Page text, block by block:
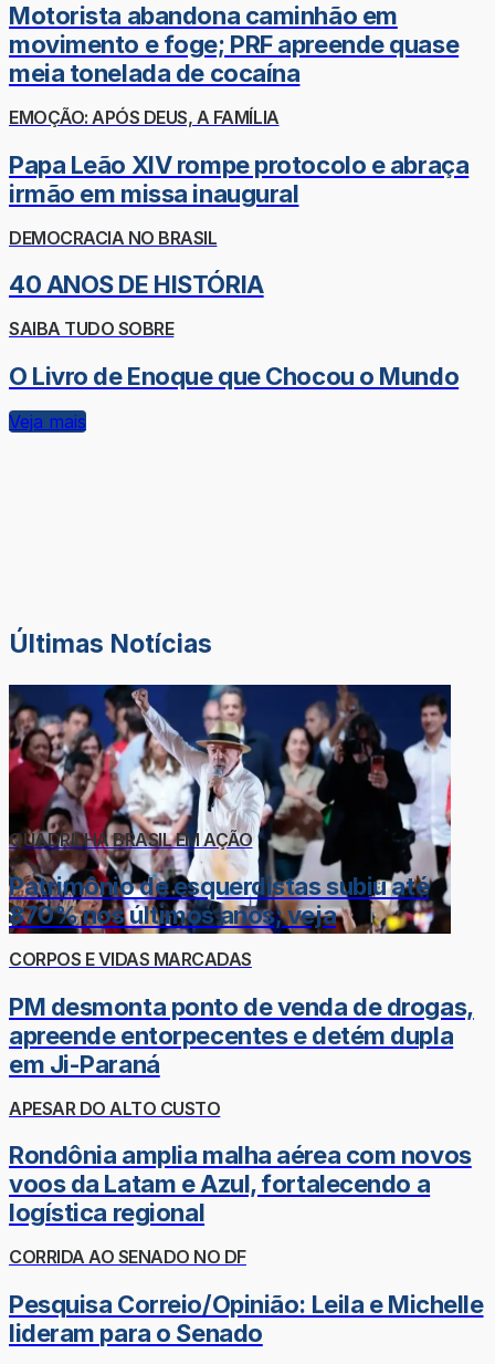
Motorista abandona caminhão em
movimento e foge; PRF apreende quase
meia tonelada de cocaína
EMOÇÃO: APÓS DEUS, A FAMÍLIA
Papa Leão XIV rompe protocolo e abraça
irmão em missa inaugural
DEMOCRACIA NO BRASIL
40 ANOS DE HISTÓRIA
SAIBA TUDO SOBRE
O Livro de Enoque que Chocou o Mundo
Veja mais
Últimas Notícias
QUADRILHA BRASIL EM AÇÃO
Patrimônio de esquerdistas subiu até
870% nos últimos anos; veja
CORPOS E VIDAS MARCADAS
PM desmonta ponto de venda de drogas,
apreende entorpecentes e detém dupla
em Ji-Paraná
APESAR DO ALTO CUSTO
Rondônia amplia malha aérea com novos
voos da Latam e Azul, fortalecendo a
logística regional
CORRIDA AO SENADO NO DF
Pesquisa Correio/Opinião: Leila e Michelle
lideram para o Senado